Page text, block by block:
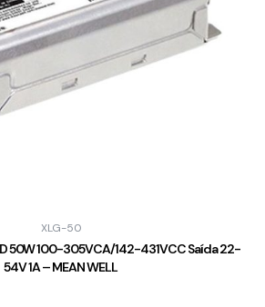
XLG-50
50W 100-305VCA/142-431VCC Saída 22-
54V 1A – MEAN WELL